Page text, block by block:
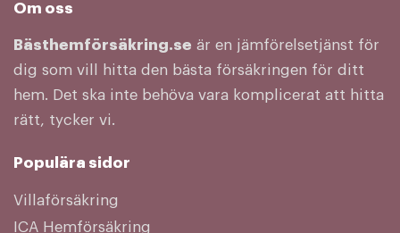
Om oss
Bästhemförsäkring.se är en jämförelsetjänst för
dig som vill hitta den bästa försäkringen för ditt
hem. Det ska inte behöva vara komplicerat att hitta
rätt, tycker vi.
Populära sidor
Villaförsäkring
ICA Hemförsäkring